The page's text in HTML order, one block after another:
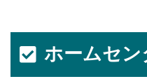
ホームセン